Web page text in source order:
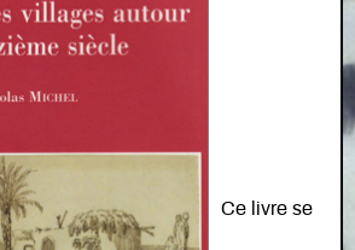
Ce livre se